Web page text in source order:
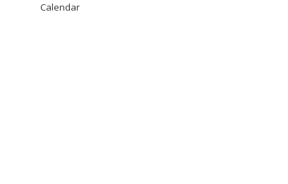
Calendar